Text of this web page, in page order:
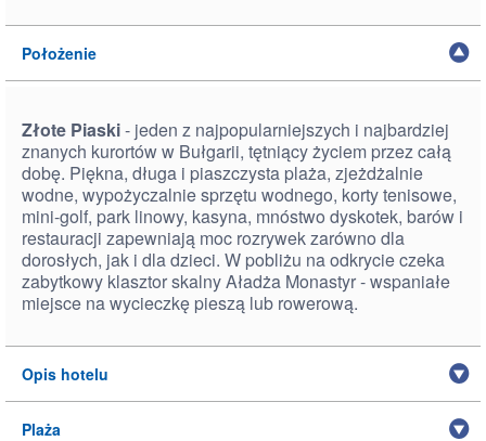
Położenie
Złote Piaski- jeden z najpopularniejszych i najbardziej
znanych kurortów w Bułgarii, tętniący życiem przez całą
dobę. Piękna, długa i piaszczysta plaża, zjeżdżalnie
wodne, wypożyczalnie sprzętu wodnego, korty tenisowe,
mini-golf, park linowy, kasyna, mnóstwo dyskotek, barów i
restauracji zapewniają moc rozrywek zarówno dla
dorosłych, jak i dla dzieci. W pobliżu na odkrycie czeka
zabytkowy klasztor skalny Aładża Monastyr - wspaniałe
miejsce na wycieczkę pieszą lub rowerową.
Opis hotelu
Plaża